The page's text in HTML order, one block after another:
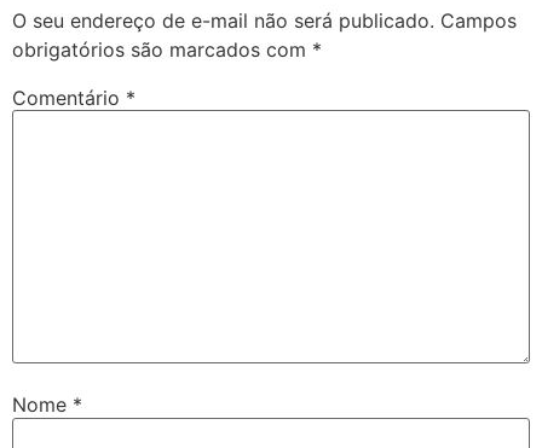
O seu endereço de e-mail não será publicado. Campos
obrigatórios são marcados com *
Comentário *
Nome *